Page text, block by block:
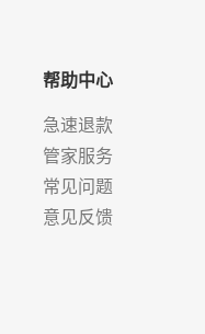
帮助中心
急速退款
管家服务
常见问题
意见反馈